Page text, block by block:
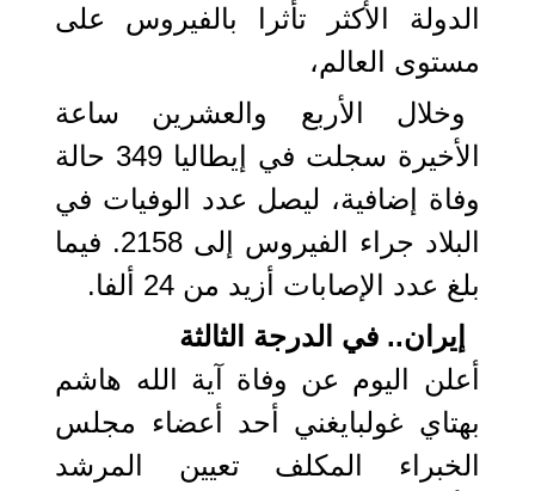
الدولة الأكثر تأثرا بالفيروس على
مستوى العالم،
وخلال الأربع والعشرين ساعة
الأخيرة سجلت في إيطاليا 349 حالة
وفاة إضافية، ليصل عدد الوفيات في
البلاد جراء الفيروس إلى 2158. فيما
بلغ عدد الإصابات أزيد من 24 ألفا.
إيران.. في الدرجة الثالثة
أعلن اليوم عن وفاة آية الله هاشم
بهتاي غولبايغني أحد أعضاء مجلس
الخبراء المكلف تعيين المرشد